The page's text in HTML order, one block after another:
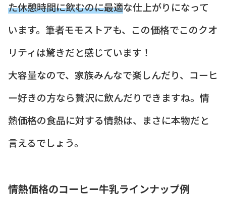
た休憩時間に飲むのに最適な仕上がりになって
います。筆者モモストアも、この価格でこのクオ
リティは驚きだと感じています！
大容量なので、家族みんなで楽しんだり、コーヒ
ー好きの方なら贅沢に飲んだりできますね。情
熱価格の食品に対する情熱は、まさに本物だと
言えるでしょう。
情熱価格のコーヒー牛乳ラインナップ例